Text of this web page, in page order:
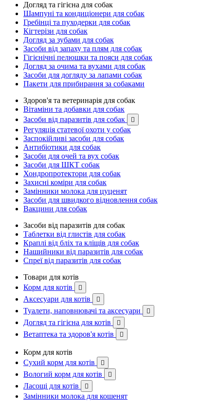
Догляд та гігієна для собак
Шампуні та кондиціонери для собак
Гребінці та пуходерки для собак
Кігтерізи для собак
Догляд за зубами для собак
Засоби від запаху та плям для собак
Гігієнічні пелюшки та пояси для собак
Догляд за очима та вухами для собак
Засоби для догляду за лапами собак
Пакети для прибирання за собаками
Здоров'я та ветеринарія для собак
Вітаміни та добавки для собак
Засоби від паразитів для собак

Регуляція статевої охоти у собак
Заспокійливі засоби для собак
Антибіотики для собак
Засоби для очей та вух собак
Засоби для ШКТ собак
Хондропротектори для собак
Захисні коміри для собак
Замінники молока для цуценят
Засоби для швидкого відновлення собак
Вакцини для собак
Засоби від паразитів для собак
Таблетки від глистів для собак
Краплі від бліх та кліщів для собак
Нашийники від паразитів для собак
Спреї від паразитів для собак
Товари для котів
Корм для котів

Аксесуари для котів 
Туалети, наповнювачі та аксесуари 
Догляд та гігієна для котів 
Ветаптека та здоров'я котів 
Корм для котів
Сухий корм для котів

Вологий корм для котів 
Ласощі для котів 
Замінники молока для кошенят